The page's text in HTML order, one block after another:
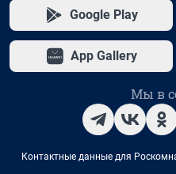
Google Play
App Gallery
Мы в
Контактные данные для